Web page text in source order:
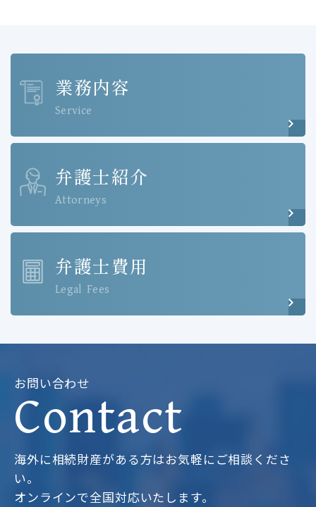
業務内容
Service
弁護士紹介
Attorneys
弁護士費用
Legal Fees
お問い合わせ
Contact
海外に相続財産がある方はお気軽にご相談くださ
い。
オンラインで全国対応いたします。